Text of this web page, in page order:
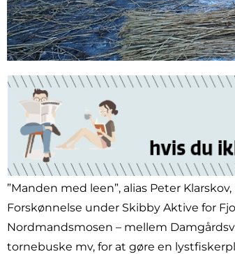
”Manden med leen”, alias Peter Klarskov,
Forskønnelse under Skibby Aktive for
Nordmandsmosen – mellem
tornebuske mv, for at gøre en